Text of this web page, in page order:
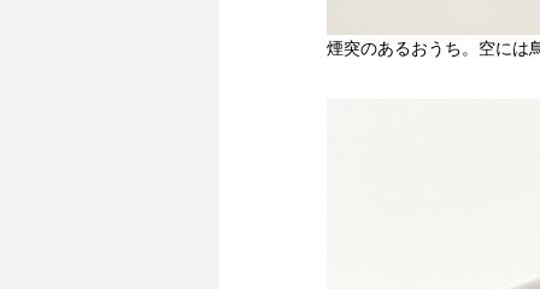
煙突のあるおうち。空には